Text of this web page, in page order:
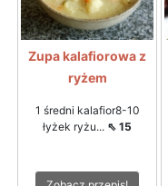
Zupa kalafiorowa z
ryżem
1 średni kalafior8-10
łyżek ryżu... ⇖ 15